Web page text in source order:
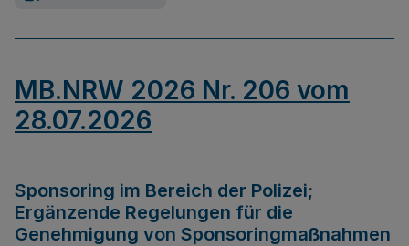
MB.NRW 2026 Nr. 206 vom
28.07.2026
Sponsoring im Bereich der Polizei;
Ergänzende Regelungen für die
Genehmigung von Sponsoringmaßnahmen